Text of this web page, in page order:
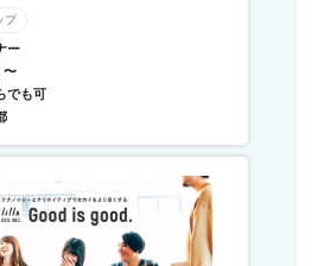
ー募集
プ
ー
〜
でも可